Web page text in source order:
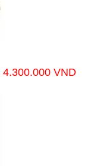
4.300.000 VND